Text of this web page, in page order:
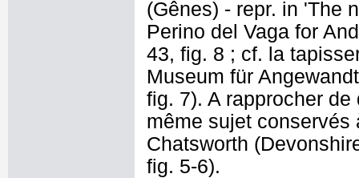
(Gênes) - repr. in 'The
Perino del Vaga for
43, fig. 8 ; cf. la
Museum für
fig. 7). A rapprocher
même sujet conservés
Chatsworth
fig. 5-6).